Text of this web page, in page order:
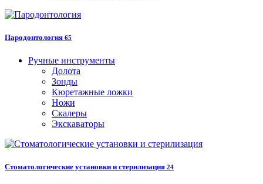
Пародонтология 65
Ручные инструменты
Долота
Зонды
Кюретажные ложки
Ножи
Скалеры
Экскаваторы
Стоматологические установки и стерилизация 24